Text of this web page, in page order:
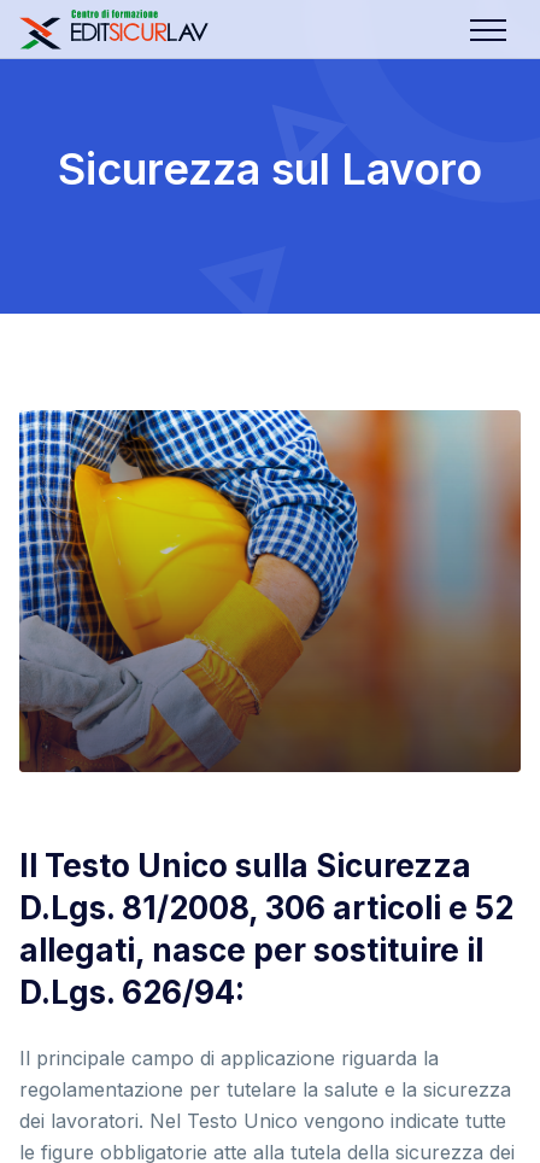
Sicurezza sul Lavoro
Il Testo Unico sulla Sicurezza
D.Lgs. 81/2008, 306 articoli e 52
allegati, nasce per sostituire il
D.Lgs. 626/94:
Il principale campo di applicazione riguarda la
regolamentazione per tutelare la salute e la sicurezza
dei lavoratori. Nel Testo Unico vengono indicate tutte
le figure obbligatorie atte alla tutela della sicurezza dei